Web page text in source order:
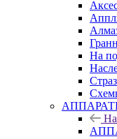
На